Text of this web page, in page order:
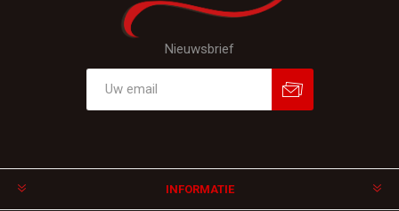
Nieuwsbrief
INFORMATIE